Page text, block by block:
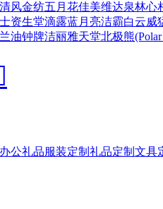
清风金纺五月花佳美维达泉林心
资生堂滴露蓝月亮洁霸白云威
油钟牌洁丽雅天堂北极熊(Polar
办公礼品服装定制 礼品定制 文具